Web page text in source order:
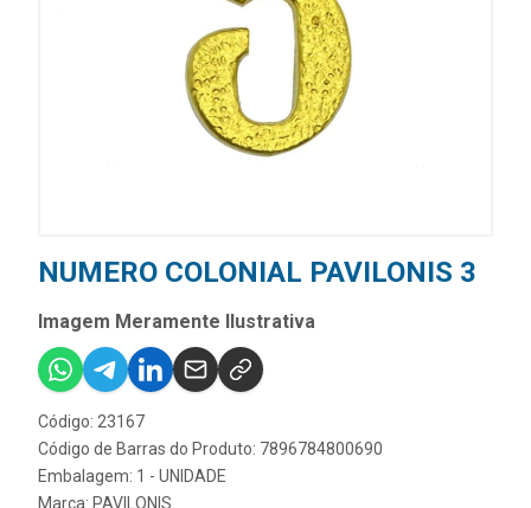
NUMERO COLONIAL PAVILONIS 3
Imagem Meramente Ilustrativa
Código: 23167
Código de Barras do Produto: 7896784800690
Embalagem: 1 - UNIDADE
Marca: PAVILONIS